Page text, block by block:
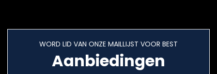
WORD LID VAN ONZE MAILLIJST VOOR BEST
Aanbiedingen